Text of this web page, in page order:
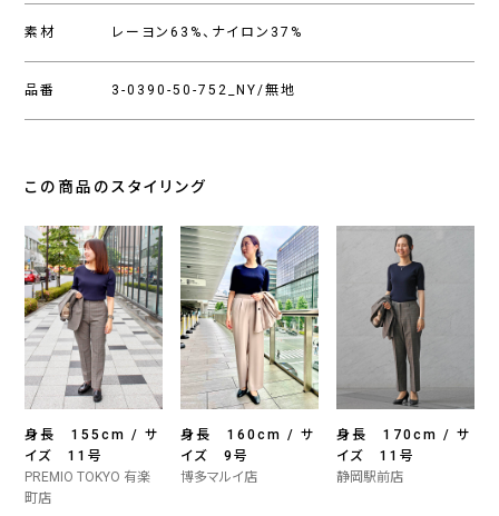
素材 レーヨン63%、ナイロン37%
品番 3-0390-50-752_NY/無地
この商品のスタイリング
身長 155cm / サ
イズ 11号
PREMIO TOKYO 有楽
町店
身長 160cm / サ
イズ 9号
博多マルイ店
身長 170cm / サ
イズ 11号
静岡駅前店